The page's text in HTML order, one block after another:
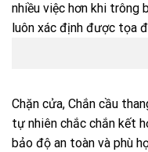
nhiều việc hơn khi trông
luôn xác định được tọa
Chặn cửa, Chắn cầu
tự nhiên chắc chắn kết
bảo độ an toàn và phù